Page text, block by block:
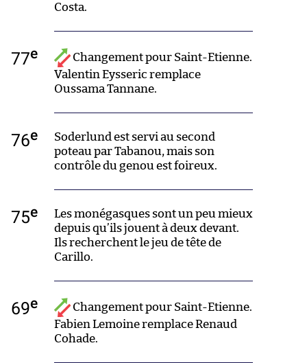
Costa.
77e
Changement pour Saint-Etienne.
Valentin Eysseric remplace
Oussama Tannane.
76e
Soderlund est servi au second
poteau par Tabanou, mais son
contrôle du genou est foireux.
75e
Les monégasques sont un peu mieux
depuis qu’ils jouent à deux devant.
Ils recherchent le jeu de tête de
Carillo.
69e
Changement pour Saint-Etienne.
Fabien Lemoine remplace Renaud
Cohade.